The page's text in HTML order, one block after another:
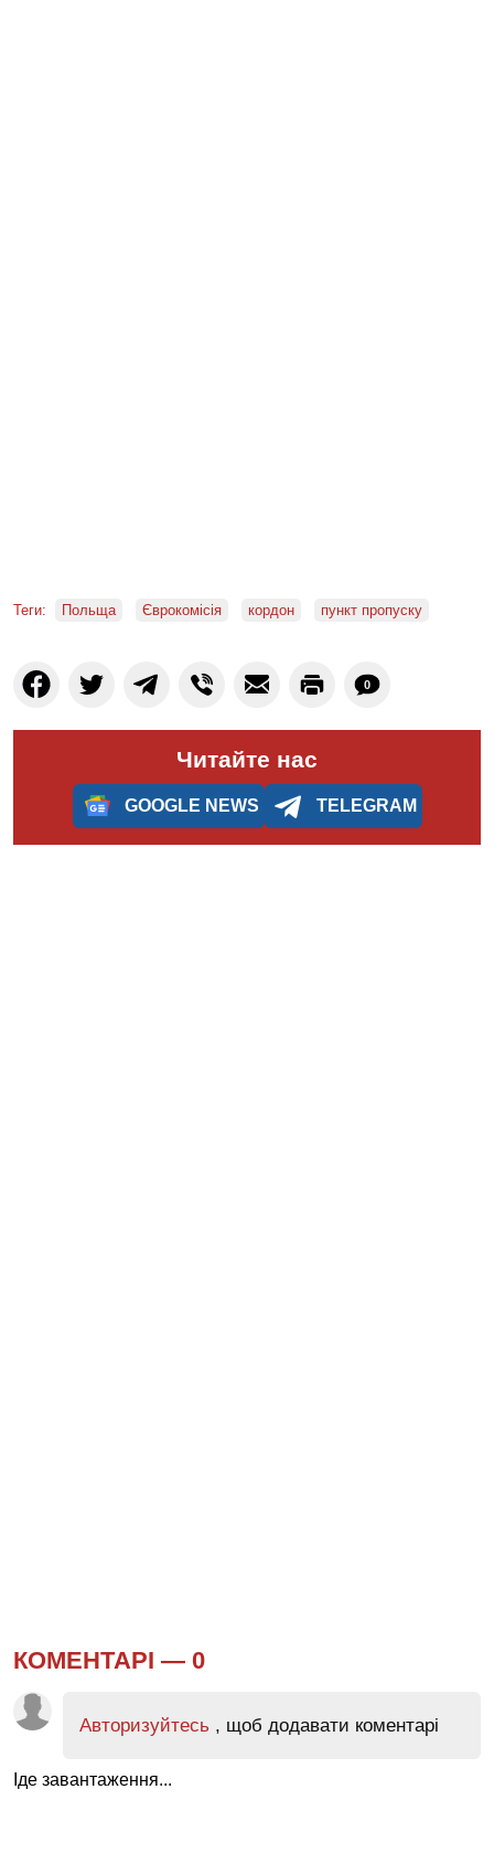
Теги: Польща Єврокомісія кордон пункт пропуску
0
Читайте нас
GOOGLE NEWS TELEGRAM
КОМЕНТАРІ — 0
Авторизуйтесь , щоб додавати коментарі
Іде завантаження...